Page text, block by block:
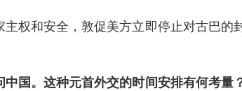
权和安全，敦促美方立即停止对古巴的
国。这种元首外交的时间安排有何考量